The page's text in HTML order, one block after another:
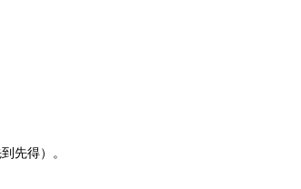
先得）。